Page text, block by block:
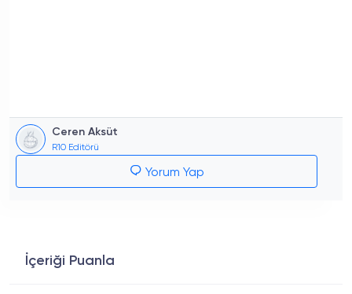
Ceren Aksüt
R10 Editörü
Yorum Yap
İçeriği Puanla